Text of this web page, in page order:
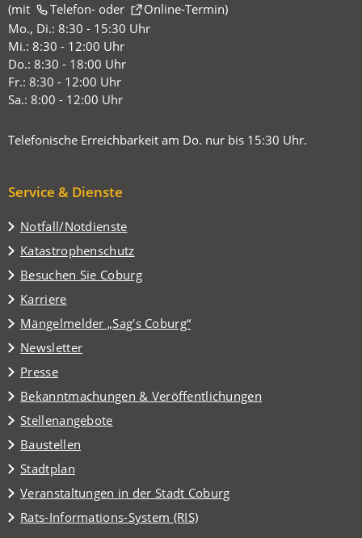
(mit
Telefon-oder Online-Termin
(Öffnet
in
einem
neuen
Tab)
)
Mo., Di.: 8:30 - 15:30 Uhr
Mi.: 8:30 - 12:00 Uhr
Do.: 8:30 - 18:00 Uhr
Fr.: 8:30 - 12:00 Uhr
Sa.: 8:00 - 12:00 Uhr
Telefonische Erreichbarkeit am Do. nur bis 15:30 Uhr.
Service & Dienste
Notfall/Notdienste
Katastrophenschutz
Besuchen Sie Coburg
(Öffnet
in
einem
neuen
Tab)
Karriere
Mängelmelder „Sag's Coburg“
(Öffnet
in
einem
neuen
Tab)
Newsletter
Presse
Bekanntmachungen & Veröffentlichungen
Stellenangebote
Baustellen
Stadtplan
(Öffnet
in
einem
neuen
Veranstaltungen in der Stadt Coburg
(Öffnet
in
einem
Rats-Informations-System (RIS)
(Öffnet